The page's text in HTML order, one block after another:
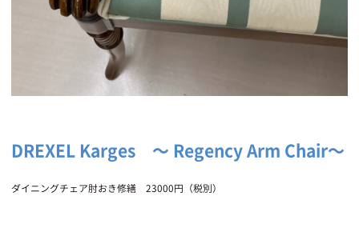
DREXEL Karges 〜 Regency Arm Chair〜
ダイニングチェア肘おき修繕 23000円（税別）